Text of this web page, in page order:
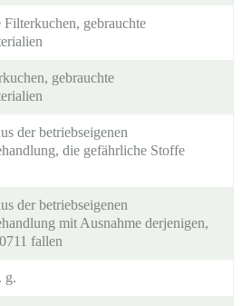
Filterkuchen, gebrauchte
gebrauchte
der betriebseigenen
die gefährliche Stoffe
der betriebseigenen
mit Ausnahme derjenigen,
fallen
g.